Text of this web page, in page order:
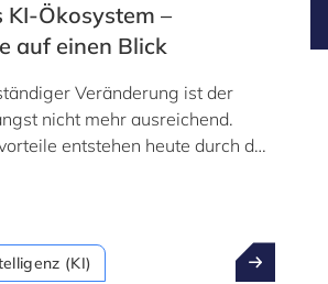
KI-Ökosystem –
auf einen Blick
Veränderung ist der
nicht mehr ausreichend.
entstehen heute durch das
kommender
den Übergang von einer
proaktiven Arbeitsweise
(KI)